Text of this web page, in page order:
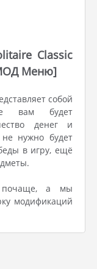
Classic
Меню]
собой
вам будет
денег и
нужно будет
в игру, ещё
почаще, а мы
модификаций